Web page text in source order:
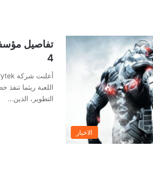
الاخبار
4
التطوير، الذين…